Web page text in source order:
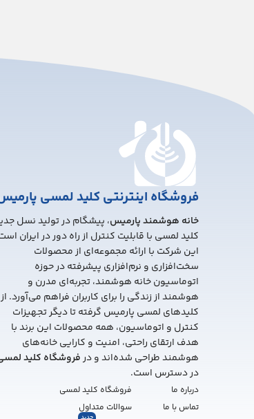
فروشگاه اینترنتی کلید لمسی
خانه هوشمند پارمیس، پیشگام در تولید نسل
کلید لمسی با قابلیت کنترل از راه دور در ایران
این شرکت با ارائه مجموعه‌ای از محصولات
سخت‌افزاری و نرم‌افزاری پیشرفته در حوزه
اتوماسیون خانه هوشمند، تجربه‌ای مدرن و
هوشمند از زندگی را برای کاربران فراهم می‌آورد. از
کلیدهای لمسی پارمیس گرفته تا دیگر تجهیزات
کنترل و اتوماسیون، همه محصولات این برند با
هدف ارتقای راحتی، امنیت و کارایی خانه‌های
هوشمند طراحی شده‌اند و درفروشگاه کلید
در دسترس است.
درباره ما
تماس با ما
فروشگاه کلید لمسی
سوالات متداول